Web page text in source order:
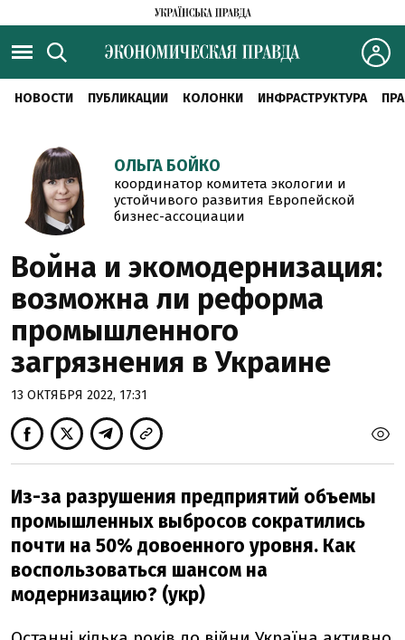
НОВОСТИ ПУБЛИКАЦИИ КОЛОНКИ ИНФРАСТРУКТУРА
ОЛЬГА БОЙКО
координатор комитета экологии и
устойчивого развития Европейской
бизнес-ассоциации
Война и экомодернизация:
возможна ли реформа
промышленного
загрязнения в Украине
13 ОКТЯБРЯ 2022, 17:31
Из-за разрушения предприятий объемы
промышленных выбросов сократились
почти на 50% довоенного уровня. Как
воспользоваться шансом на
модернизацию? (укр)